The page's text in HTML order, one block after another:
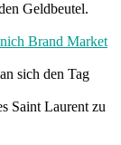
Geldbeutel.
Brand Market
sich den Tag
Saint Laurent zu